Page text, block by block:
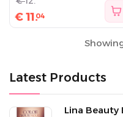
Latest Products
Lina
€11.04